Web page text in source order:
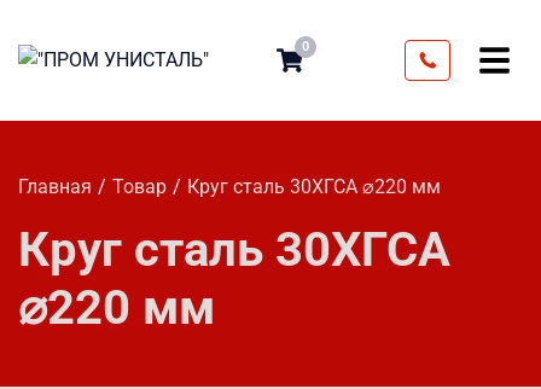
0
Главная Товар Круг сталь 30ХГСА ⌀220 мм
Круг сталь 30ХГСА
⌀220 мм